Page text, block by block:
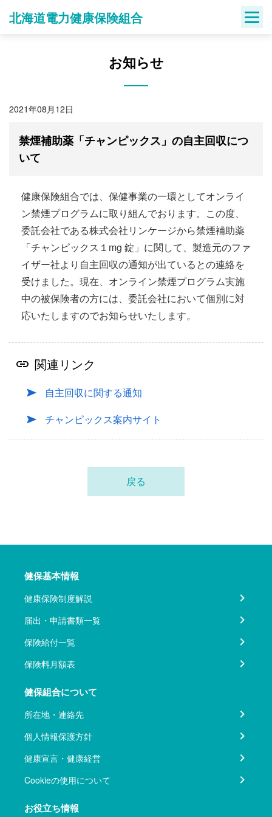
北海道電力健康保険組合
お知らせ
2021年08月12日
禁煙補助薬「チャンピックス」の自主回収につ
いて
健康保険組合では、保健事業の一環としてオンライ
ン禁煙プログラムに取り組んでおります。この度、
委託会社である株式会社リンケージから禁煙補助薬
「チャンピックス１mg 錠」に関して、製造元のファ
イザー社より自主回収の通知が出ているとの連絡を
受けました。現在、オンライン禁煙プログラム実施
中の被保険者の方には、委託会社において個別に対
応いたしますのでお知らせいたします。
関連リンク
自主回収に関する通知
チャンピックス案内サイト
戻る
健保基本情報
健康保険制度解説
届出・申請書類一覧
保険給付一覧
保険料月額表
健保組合について
所在地・連絡先
個人情報保護方針
健康宣言・健康経営
Cookieの使用について
お役立ち情報